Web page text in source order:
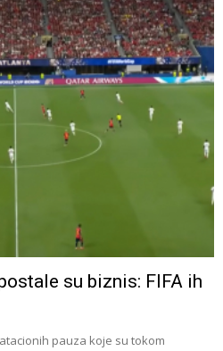
su biznis: FIFA ih
pauza koje su tokom